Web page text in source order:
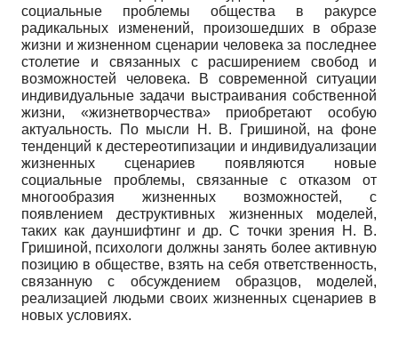
социальные проблемы общества в ракурсе
радикальных изменений, произошедших в образе
жизни и жизненном сценарии человека за последнее
столетие и связанных с расширением свобод и
возможностей человека. В современной ситуации
индивидуальные задачи выстраивания собственной
жизни, «жизнетворчества» приобретают особую
актуальность. По мысли Н. В. Гришиной, на фоне
тенденций к де­стереотипизации и индивидуализации
жизненных сценариев появляются новые
социальные проблемы, связанные с отказом от
многообразия жизненных возможностей, с
появлением деструктивных жизненных моделей,
таких как дауншифтинг и др. С точки зрения Н. В.
Гришиной, психологи должны занять более активную
позицию в обществе, взять на себя ответственность,
связанную с обсуждением образцов, моделей,
реализацией людьми своих жизненных сценариев в
новых условиях.